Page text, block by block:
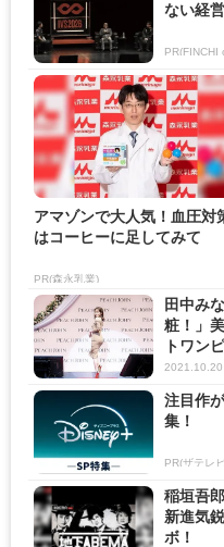
ない経
PR(FINCHI
アマゾンで大人気！血圧対
はコーヒーに足してみて
PR(森永乳業)
田中み
粧！」
トワン
2021.10.20
注目作
集！
PR(ザテレ
稲垣吾
新進気
ボ！